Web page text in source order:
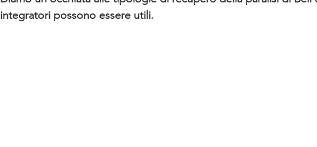
integratori possono essere utili.